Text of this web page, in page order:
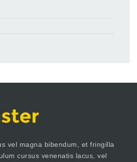
vel magna bibendum, et fringilla
cursus venenatis lacus, vel